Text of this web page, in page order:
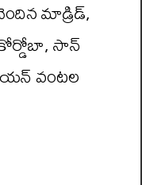
మాడ్రిడ్,
సాన్
వంటల